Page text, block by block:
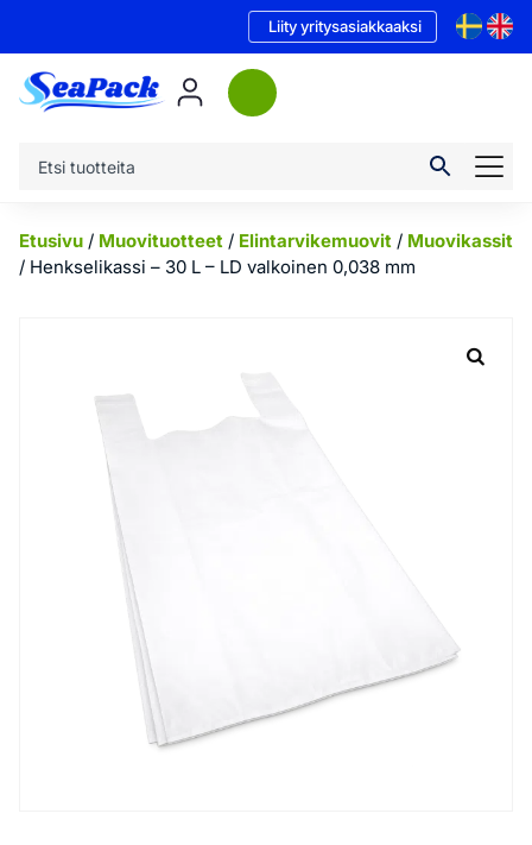
Liity yritysasiakkaaksi
Etusivu / Muovituotteet / Elintarvikemuovit / Muovikassit
/ Henkselikassi – 30 L – LD valkoinen 0,038 mm